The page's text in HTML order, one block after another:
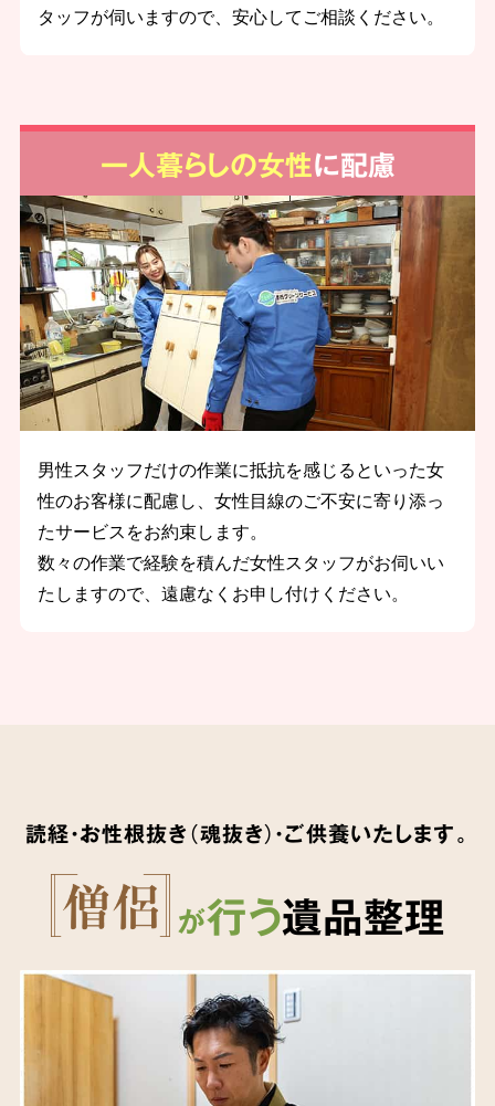
タッフが伺いますので、安心してご相談ください。
一人暮らしの女性に配慮
男性スタッフだけの作業に抵抗を感じるといった女
性のお客様に配慮し、女性目線のご不安に寄り添っ
たサービスをお約束します。
数々の作業で経験を積んだ女性スタッフがお伺いい
たしますので、遠慮なくお申し付けください。
が行う遺品整理
読経・お性根抜き（魂抜き）・ご供養いたします。